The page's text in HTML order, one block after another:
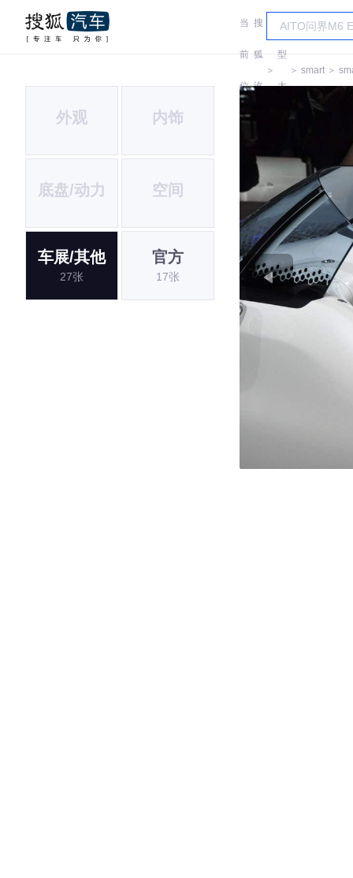
当
前
位
置:
搜
狐
汽
＞
车
型
大
＞ smart ＞
外观 内饰
底盘/动力 空间
车展/其他
27张
官方
17张